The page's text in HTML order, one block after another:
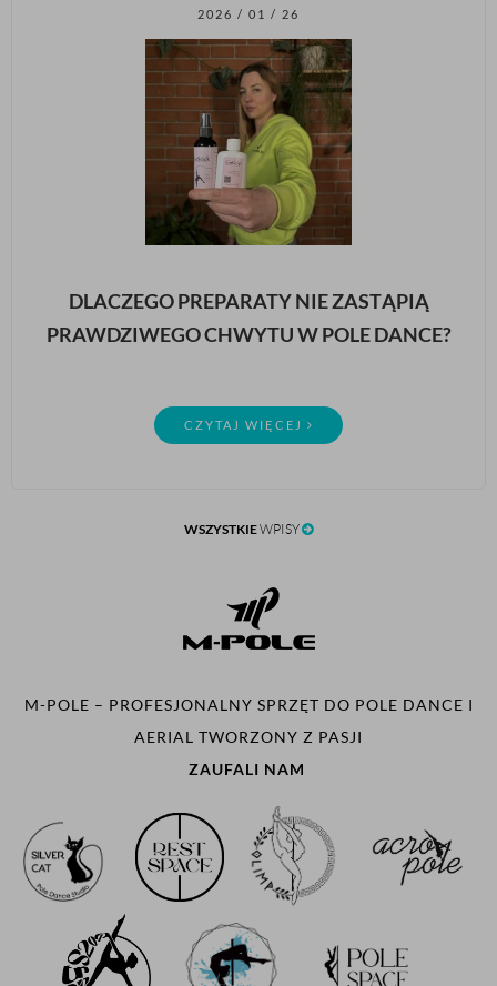
2026 / 01 / 26
DLACZEGO PREPARATY NIE ZASTĄPIĄ
PRAWDZIWEGO CHWYTU W POLE DANCE?
CZYTAJ WIĘCEJ
WSZYSTKIEWPISY
M-POLE – PROFESJONALNY SPRZĘT DO POLE DANCE I
AERIAL TWORZONY Z PASJI
ZAUFALI NAM